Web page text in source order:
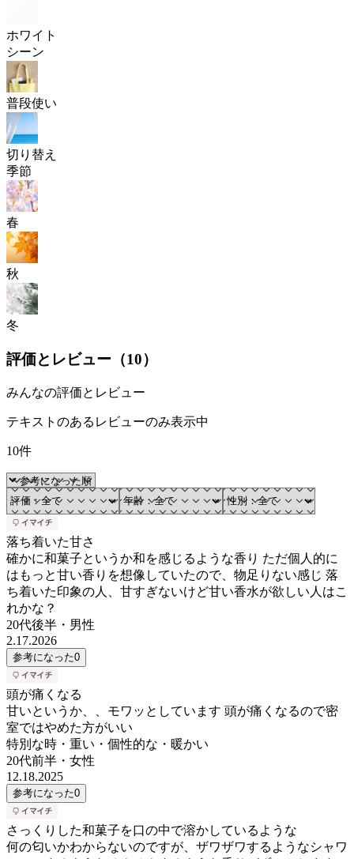
ホワイト
シーン
普段使い
切り替え
季節
春
秋
冬
評価とレビュー（10）
みんなの評価とレビュー
テキストのあるレビューのみ表示中
10件
落ち着いた甘さ
確かに和菓子というか和を感じるような香り ただ個人的に
はもっと甘い香りを想像していたので、物足りない感じ 落
ち着いた印象の人、甘すぎないけど甘い香水が欲しい人はこ
れかな？
20代後半 ・ 男性
2.17.2026
参考になった0
頭が痛くなる
甘いというか、、モワッとしています 頭が痛くなるので密
室ではやめた方がいい
特別な時・重い・個性的な・暖かい
20代前半 ・ 女性
12.18.2025
参考になった0
さっくりした和菓子を口の中で溶かしているような
何の匂いかわからないのですが、ザワザワするようなシャワ